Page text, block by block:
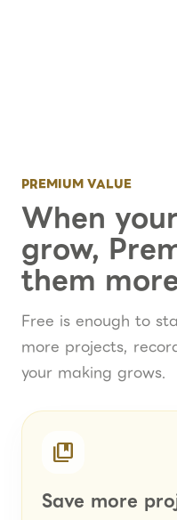
PREMIUM VALUE
When
grow,
them
Free is enough to
more projects,
your making grows.
collections_bookmark
Save more